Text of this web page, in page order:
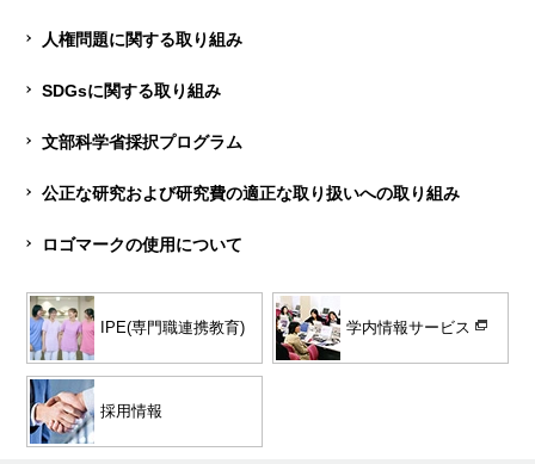
人権問題に関する取り組み
SDGsに関する取り組み
文部科学省採択プログラム
公正な研究および研究費の適正な取り扱いへの取り組み
ロゴマークの使用について
IPE(専門職連携教育) 学内情報サービス
採用情報